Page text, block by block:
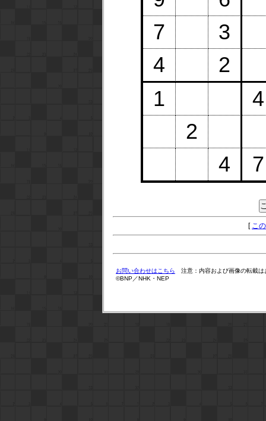
7
3
4
2
1
4
2
4
7
[ こ
お問い合わせはこちら 注意：内容および画像の転載は
©BNP／NHK・NEP